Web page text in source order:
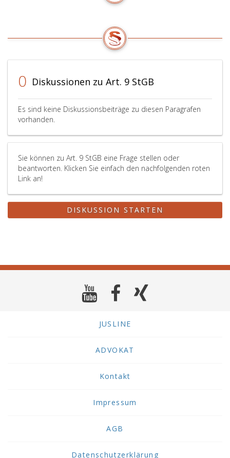
0 Diskussionen zu Art. 9 StGB
Es sind keine Diskussionsbeiträge zu diesen Paragrafen
vorhanden.
Sie können zu Art. 9 StGB eine Frage stellen oder
beantworten. Klicken Sie einfach den nachfolgenden roten
Link an!
DISKUSSION STARTEN
JUSLINE
ADVOKAT
Kontakt
Impressum
AGB
Datenschutzerklärung